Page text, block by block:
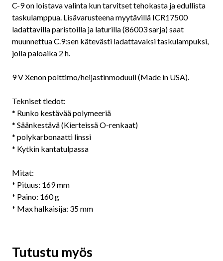
C-9 on loistava valinta kun tarvitset tehokasta ja edullista
taskulamppua. Lisävarusteena myytävillä ICR17500
ladattavilla paristoilla ja laturilla (86003 sarja) saat
muunnettua C.9:sen kätevästi ladattavaksi taskulampuksi,
jolla paloaika 2 h.
9 V Xenon polttimo/heijastinmoduuli (Made in USA).
Tekniset tiedot:
* Runko kestävää polymeeriä
* Säänkestävä (Kierteissä O-renkaat)
* polykarbonaatti linssi
* Kytkin kantatulpassa
Mitat:
* Pituus: 169 mm
* Paino: 160 g
* Max halkaisija: 35 mm
Tutustu myös